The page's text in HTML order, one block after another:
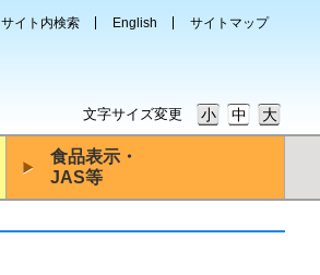
サイト内検索 English サイトマップ
文字サイズ変更 小 中 大
食品表示・
JAS等